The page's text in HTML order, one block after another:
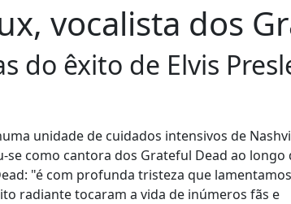
vocalista dos
do êxito de Elvis
unidade de cuidados intensivos de
como cantora dos Grateful Dead ao longo
"é com profunda tristeza que
radiante tocaram a vida de inúmeros fãs e